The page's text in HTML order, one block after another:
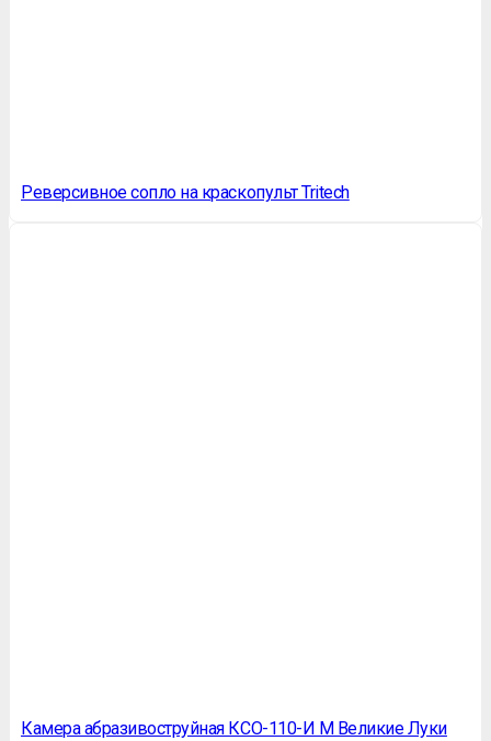
Реверсивное сопло на краскопульт Tritech
Камера абразивоструйная КСО-110-И М Великие Луки